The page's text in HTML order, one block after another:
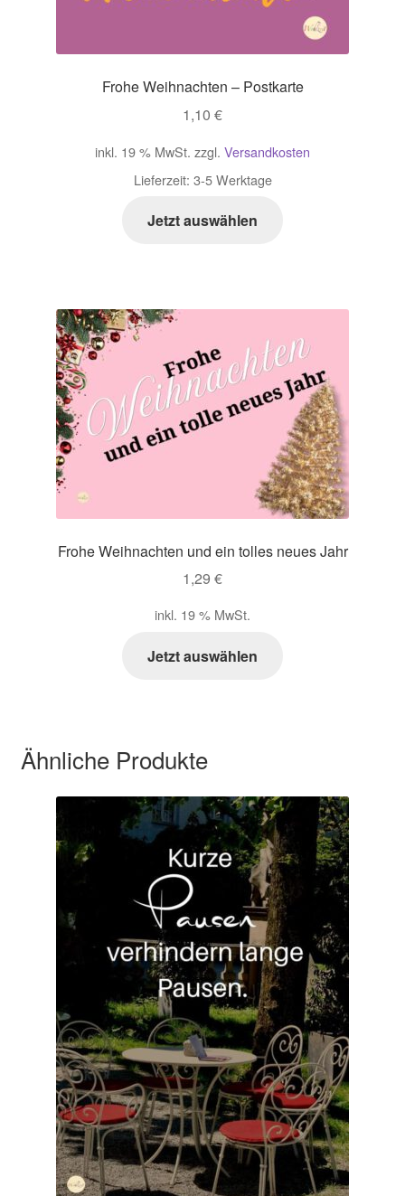
Frohe Weihnachten – Postkarte
1,10 €
inkl. 19 % MwSt. zzgl. Versandkosten
Lieferzeit: 3-5 Werktage
Jetzt auswählen
Frohe Weihnachten und ein tolles neues Jahr
1,29 €
inkl. 19 % MwSt.
Jetzt auswählen
Ähnliche Produkte